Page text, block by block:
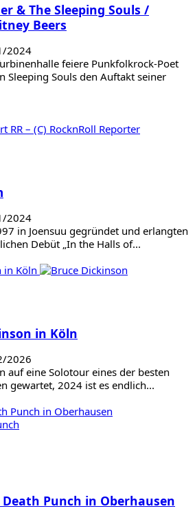
& The Sleeping Souls /
Beers
2024
feiere Punkfolkrock-Poet
Sleeping Souls den Auftakt seiner
2024
in Joensuu gegründet und erlangten
Debüt „In the Halls of...
in Köln
in Köln
2026
auf eine Solotour eines der besten
gewartet, 2024 ist es endlich...
Punch in Oberhausen
Punch in Oberhausen